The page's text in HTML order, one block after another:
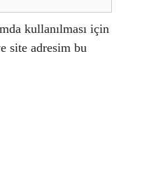
kullanılması için
site adresim bu